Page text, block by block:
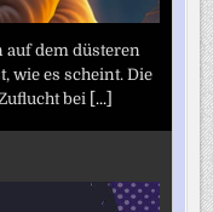
dem düsteren
wie es scheint. Die
bei [...]